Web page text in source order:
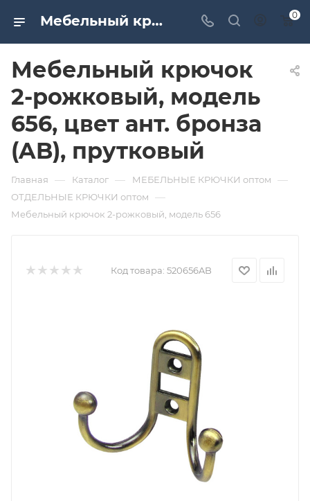
Мебельный крючок 2-рожковый, модель 656, цвет ант. бронза (AB), прутковый. Дверная и мебельная фурнитура САМИР-КИЛИТ | Оптовые поставки 0
Мебельный крючок
2-рожковый, модель
656, цвет ант. бронза
(AB), прутковый
Главная — Каталог — МЕБЕЛЬНЫЕ КРЮЧКИ оптом —
ОТДЕЛЬНЫЕ КРЮЧКИ оптом —
Мебельный крючок 2-рожковый, модель 656
Код товара: 520656AB